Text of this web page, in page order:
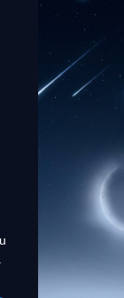
cookie, чтобы